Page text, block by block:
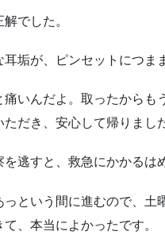
でした。
耳垢が、ピンセットにつま
痛いんだよ。取ったから
だき、安心して帰りまし
逃すと、救急にかかるは
っという間に進むので、
、本当によかったです。